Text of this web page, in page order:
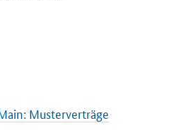
Musterverträge